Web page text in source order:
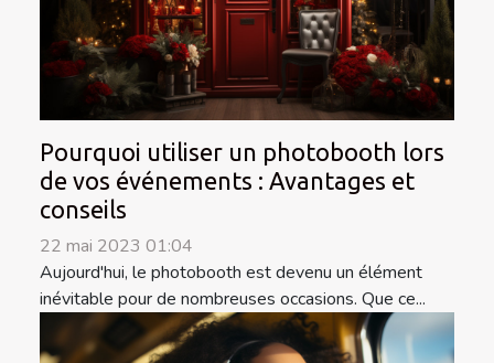
Pourquoi utiliser un photobooth lors
de vos événements : Avantages et
conseils
22 mai 2023 01:04
Aujourd'hui, le photobooth est devenu un élément
inévitable pour de nombreuses occasions. Que ce...